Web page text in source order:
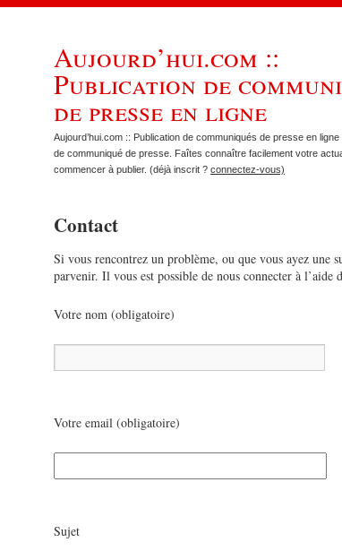
Aujourd’hui.com ::
Publication de
de presse en ligne
Aujourd’hui.com :: Publication de communiqués de presse en
de communiqué de presse. Faîtes connaître facilement votre
commencer à publier. (déjà inscrit ? connectez-vous)
Contact
Si vous rencontrez un problème, ou que vous ayez une
parvenir. Il vous est possible de nous connecter à l’aide
Votre nom (obligatoire)
Votre email (obligatoire)
Sujet